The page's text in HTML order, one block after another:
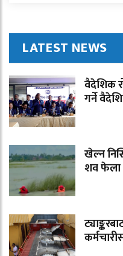
LATEST NEWS
वैदेशिक
गर्ने
खेल्न
शव फेला